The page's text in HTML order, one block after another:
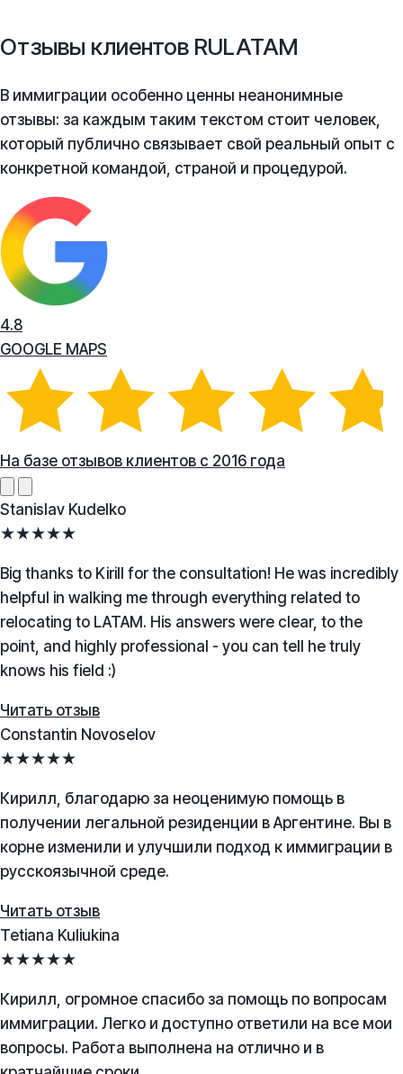
Отзывы клиентов RULATAM
В иммиграции особенно ценны неанонимные
отзывы: за каждым таким текстом стоит человек,
который публично связывает свой реальный опыт с
конкретной командой, страной и процедурой.
4.8
GOOGLE MAPS
На базе отзывов клиентов с 2016 года
Stanislav Kudelko
★★★★★
Big thanks to Kirill for the consultation! He was incredibly
helpful in walking me through everything related to
relocating to LATAM. His answers were clear, to the
point, and highly professional - you can tell he truly
knows his field :)
Читать отзыв
Constantin Novoselov
★★★★★
Кирилл, благодарю за неоценимую помощь в
получении легальной резиденции в Аргентине. Вы в
корне изменили и улучшили подход к иммиграции в
русскоязычной среде.
Читать отзыв
Tetiana Kuliukina
★★★★★
Кирилл, огромное спасибо за помощь по вопросам
иммиграции. Легко и доступно ответили на все мои
вопросы. Работа выполнена на отлично и в